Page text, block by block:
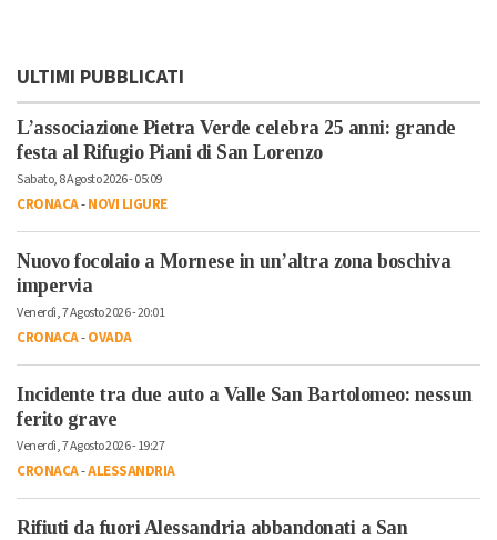
ULTIMI PUBBLICATI
L’associazione Pietra Verde celebra 25 anni: grande
festa al Rifugio Piani di San Lorenzo
Sabato, 8 Agosto 2026 - 05:09
CRONACA-NOVI LIGURE
Nuovo focolaio a Mornese in un’altra zona boschiva
impervia
Venerdì, 7 Agosto 2026 - 20:01
CRONACA-OVADA
Incidente tra due auto a Valle San Bartolomeo: nessun
ferito grave
Venerdì, 7 Agosto 2026 - 19:27
CRONACA-ALESSANDRIA
Rifiuti da fuori Alessandria abbandonati a San